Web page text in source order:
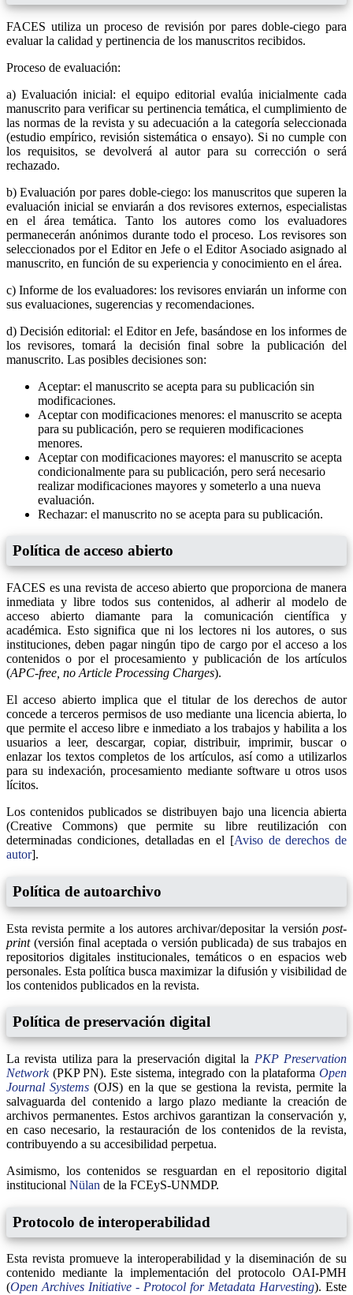
FACES utiliza un proceso de revisión por pares doble-ciego para
evaluar la calidad y pertinencia de los manuscritos recibidos.
Proceso de evaluación:
a) Evaluación inicial: el equipo editorial evalúa inicialmente cada
manuscrito para verificar su pertinencia temática, el cumplimiento de
las normas de la revista y su adecuación a la categoría seleccionada
(estudio empírico, revisión sistemática o ensayo). Si no cumple con
los requisitos, se devolverá al autor para su corrección o será
rechazado.
b) Evaluación por pares doble-ciego: los manuscritos que superen la
evaluación inicial se enviarán a dos revisores externos, especialistas
en el área temática. Tanto los autores como los evaluadores
permanecerán anónimos durante todo el proceso. Los revisores son
seleccionados por el Editor en Jefe o el Editor Asociado asignado al
manuscrito, en función de su experiencia y conocimiento en el área.
c) Informe de los evaluadores: los revisores enviarán un informe con
sus evaluaciones, sugerencias y recomendaciones.
d) Decisión editorial: el Editor en Jefe, basándose en los informes de
los revisores, tomará la decisión final sobre la publicación del
manuscrito. Las posibles decisiones son:
Aceptar: el manuscrito se acepta para su publicación sin
modificaciones.
Aceptar con modificaciones menores: el manuscrito se acepta
para su publicación, pero se requieren modificaciones
menores.
Aceptar con modificaciones mayores: el manuscrito se acepta
condicionalmente para su publicación, pero será necesario
realizar modificaciones mayores y someterlo a una nueva
evaluación.
Rechazar: el manuscrito no se acepta para su publicación.
Política de acceso abierto
FACES es una revista de acceso abierto que proporciona de manera
inmediata y libre todos sus contenidos, al adherir al modelo de
acceso abierto diamante para la comunicación científica y
académica. Esto significa que ni los lectores ni los autores, o sus
instituciones, deben pagar ningún tipo de cargo por el acceso a los
contenidos o por el procesamiento y publicación de los artículos
(APC-free, no Article Processing Charges).
El acceso abierto implica que el titular de los derechos de autor
concede a terceros permisos de uso mediante una licencia abierta, lo
que permite el acceso libre e inmediato a los trabajos y habilita a los
usuarios a leer, descargar, copiar, distribuir, imprimir, buscar o
enlazar los textos completos de los artículos, así como a utilizarlos
para su indexación, procesamiento mediante software u otros usos
lícitos.
Los contenidos publicados se distribuyen bajo una licencia abierta
(Creative Commons) que permite su libre reutilización con
determinadas condiciones, detalladas en el [Aviso de derechos de
autor].
Política de autoarchivo
Esta revista permite a los autores archivar/depositar la versión post-
print(versión final aceptada o versión publicada) de sus trabajos en
repositorios digitales institucionales, temáticos o en espacios web
personales. Esta política busca maximizar la difusión y visibilidad de
los contenidos publicados en la revista.
Política de preservación digital
La revista utiliza para la preservación digital la PKP Preservation
Network(PKP PN). Este sistema, integrado con la plataforma Open
Journal Systems (OJS) en la que se gestiona la revista, permite la
salvaguarda del contenido a largo plazo mediante la creación de
archivos permanentes. Estos archivos garantizan la conservación y,
en caso necesario, la restauración de los contenidos de la revista,
contribuyendo a su accesibilidad perpetua.
Asimismo, los contenidos se resguardan en el repositorio digital
institucional Nülan de la FCEyS-UNMDP.
Protocolo de interoperabilidad
Esta revista promueve la interoperabilidad y la diseminación de su
contenido mediante la implementación del protocolo OAI-PMH
(Open Archives Initiative - Protocol for Metadata Harvesting). Este